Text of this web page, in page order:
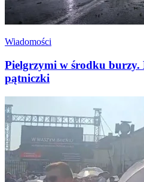
Wiadomości
Pielgrzymi w środku burzy.
pątniczki